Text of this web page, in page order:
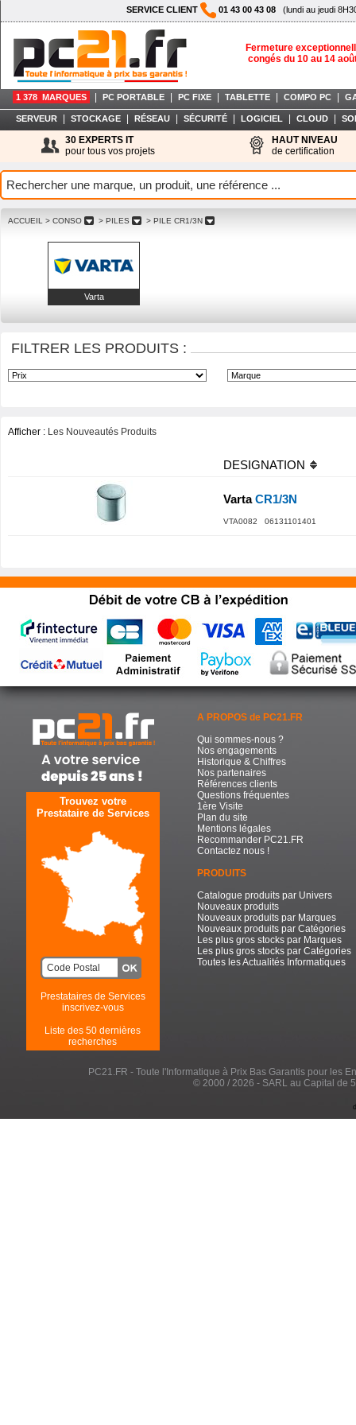
SERVICE CLIENT 01 43 00 43 08 (lundi au jeudi
Fermeture
congés du 10 au 14
1 378 MARQUES PC PORTABLE PC FIXE TABLETTE COMPO PC
SERVEUR STOCKAGE RÉSEAU SÉCURITÉ LOGICIEL CLOUD
30 EXPERTS IT
pour tous vos projets
HAUT NIVEAU
de certification
ACCUEIL > CONSO > PILES > PILE CR1/3N
Varta
FILTRER LES PRODUITS :
Afficher : Les Nouveautés Produits
DESIGNATION
VartaCR1/3N
VTA0082 06131101401
Trouvez votre
Prestataire de Services
Prestataires de Services
inscrivez-vous
Liste des 50 dernières
recherches
A PROPOS de PC21.FR
Qui sommes-nous ?
Nos engagements
Historique & Chiffres
Nos partenaires
Références clients
Questions fréquentes
1ère Visite
Plan du site
Mentions légales
Recommander PC21.FR
Contactez nous !
PRODUITS
Catalogue produits par Univers
Nouveaux produits
Nouveaux produits par Marques
Nouveaux produits par Catégories
Les plus gros stocks par Marques
Les plus gros stocks par Catégories
Toutes les Actualités Informatiques
PC21.FR - Toute l'Informatique à Prix Bas Garantis pour les
© 2000 / 2026 - SARL au Capital de